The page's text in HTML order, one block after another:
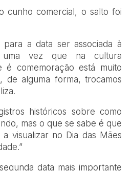
cunho comercial, o salto foi
para a data ser associada à
uma vez que na cultura
é comemoração está muito
de alguma forma, trocamos
históricos sobre como
mas o que se sabe é que
visualizar no Dia das Mães
data mais importante